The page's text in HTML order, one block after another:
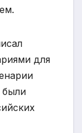
для
были